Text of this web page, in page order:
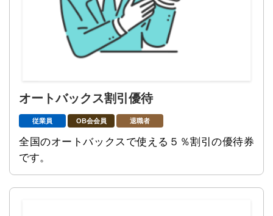
オートバックス割引優待
従業員 OB会会員 退職者
全国のオートバックスで使える５％割引の優待券
です。